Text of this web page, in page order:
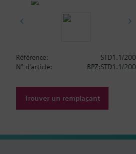
Référence:
STD1.1/200
N° d'article:
BPZ:STD1.1/200
Trouver un remplaçant